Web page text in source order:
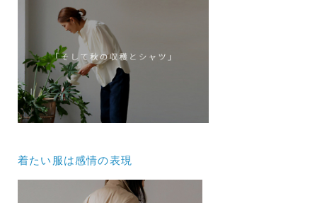
着たい服は感情の表現